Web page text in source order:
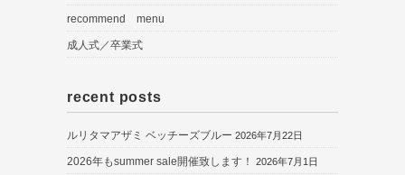
recommend menu
成人式／卒業式
recent posts
ルリタマアザミ ベッチーズブルー 2026年7月22日
2026年もsummer sale開催致します！ 2026年7月1日